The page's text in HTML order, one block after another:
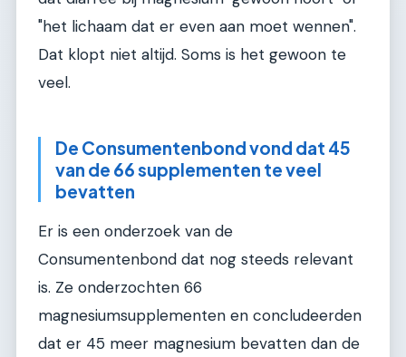
"het lichaam dat er even aan moet wennen".
Dat klopt niet altijd. Soms is het gewoon te
veel.
De Consumentenbond vond dat 45
van de 66 supplementen te veel
bevatten
Er is een onderzoek van de
Consumentenbond dat nog steeds relevant
is. Ze onderzochten 66
magnesiumsupplementen en concludeerden
dat er 45 meer magnesium bevatten dan de